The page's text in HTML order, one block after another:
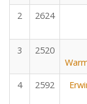
2 2624
3 2520
4 2592